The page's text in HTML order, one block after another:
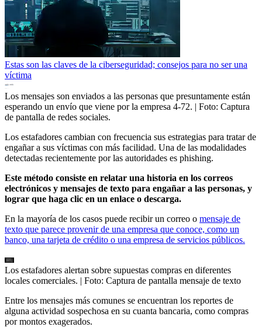
Estas son las claves de la ciberseguridad; consejos para no ser una
víctima
Los mensajes son enviados a las personas que presuntamente están
esperando un envío que viene por la empresa 4-72. | Foto: Captura
de pantalla de redes sociales.
Los estafadores cambian con frecuencia sus estrategias para tratar de
engañar a sus víctimas con más facilidad. Una de las modalidades
detectadas recientemente por las autoridades es phishing.
Este método consiste en relatar una historia en los correos
electrónicos y mensajes de texto para engañar a las personas, y
lograr que haga clic en un enlace o descarga.
En la mayoría de los casos puede recibir un correo o mensaje de
texto que parece provenir de una empresa que conoce, como un
banco, una tarjeta de crédito o una empresa de servicios públicos.
Los estafadores alertan sobre supuestas compras en diferentes
locales comerciales. | Foto: Captura de pantalla mensaje de texto
Entre los mensajes más comunes se encuentran los reportes de
alguna actividad sospechosa en su cuanta bancaria, como compras
por montos exagerados.